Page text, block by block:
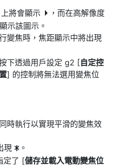
上將會顯示 f ，而在高解像度
示該圖示。
變焦時，焦距顯示中將出現
下透過用戶設定 g2 [自定控
] 的控制將無法選用變焦位
時執行以實現平滑的變焦效
現 U 。
定了 [儲存並載入電動變焦位